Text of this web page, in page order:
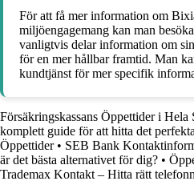
För att få mer information om
miljöengagemang kan man
vanligtvis delar information om
för en mer hållbar framtid. Man
kundtjänst för mer specifik
Försäkringskassans Öppettider i Hela
komplett guide för att hitta det
Öppettider• SEB Bank
är det bästa alternativet för dig? •
Trademax Kontakt – Hitta rätt